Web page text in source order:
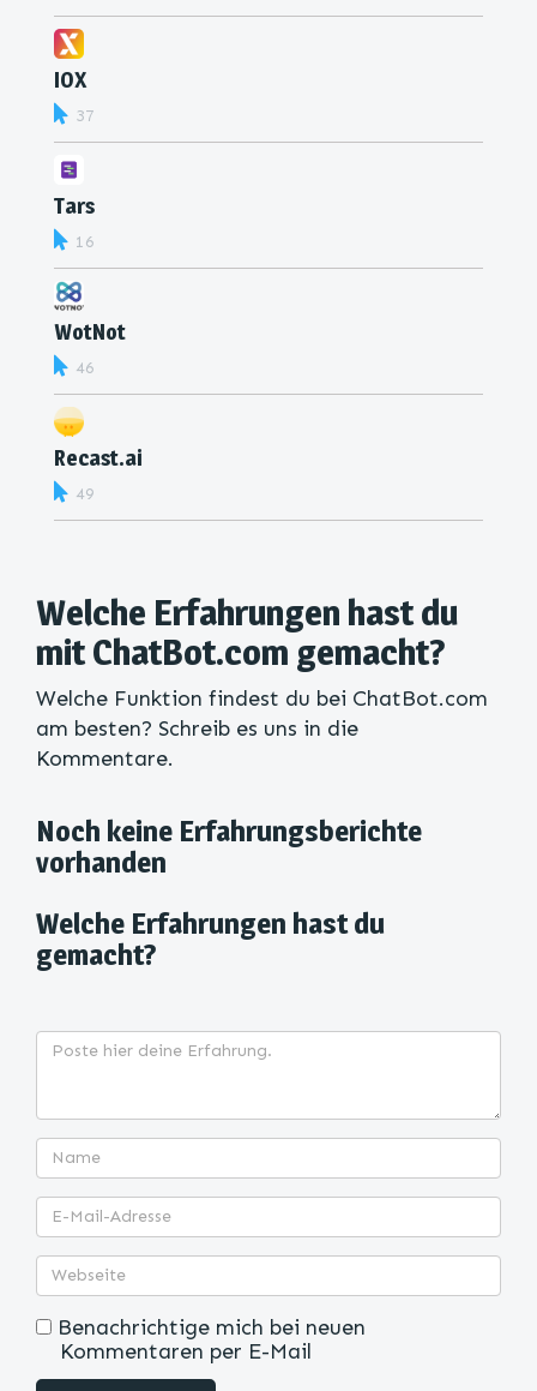
IOX
37
Tars
16
WotNot
46
Recast.ai
49
Welche Erfahrungen hast du
mit ChatBot.com gemacht?
Welche Funktion findest du bei ChatBot.com
am besten? Schreib es uns in die
Kommentare.
Noch keine Erfahrungsberichte
vorhanden
Welche Erfahrungen hast du
gemacht?
Benachrichtige mich bei neuen
Kommentaren per E-Mail